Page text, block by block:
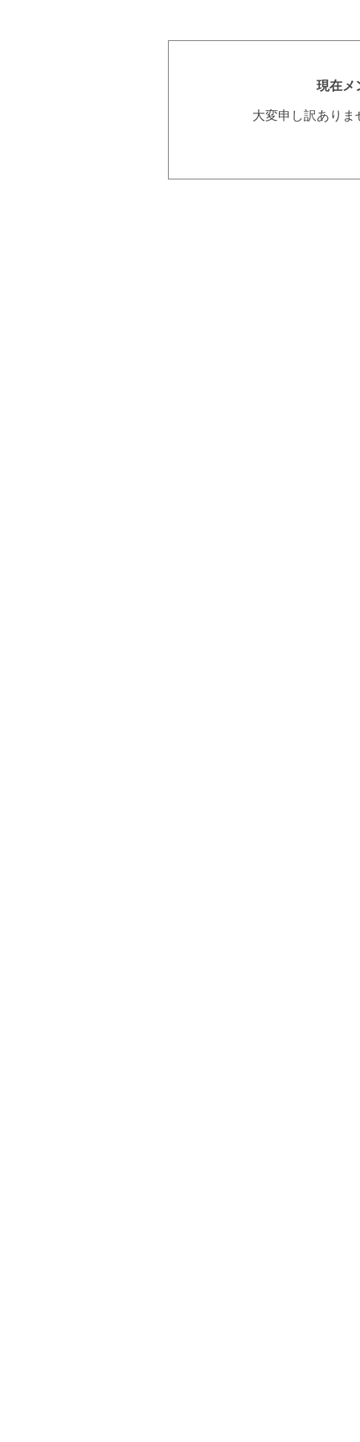
現在メ
大変申し訳あり